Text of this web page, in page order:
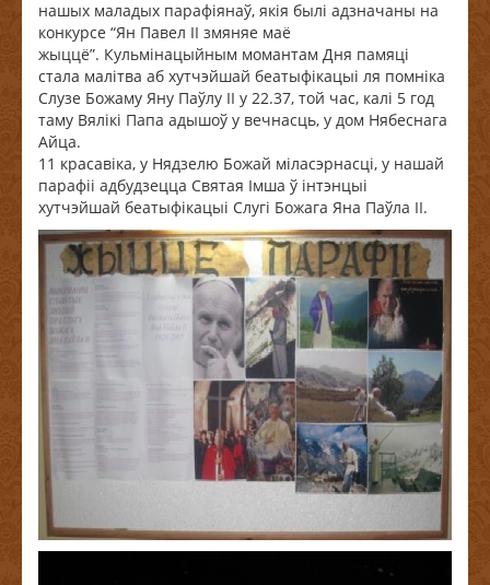
нашых маладых парафіянаў, якія былі адзначаны на
конкурсе “Ян Павел II змяняе маё
жыццё”. Кульмінацыйным момантам Дня памяці
стала малітва аб хутчэйшай беатыфікацыі ля помніка
Слузе Божаму Яну Паўлу II у 22.37, той час, калі 5 год
таму Вялікі Папа адышоў у вечнасць, у дом Нябеснага
Айца.
11 красавіка, у Нядзелю Божай міласэрнасці, у нашай
парафіі адбудзецца Святая Імша ў інтэнцыі
хутчэйшай беатыфікацыі Слугі Божага Яна Паўла II.